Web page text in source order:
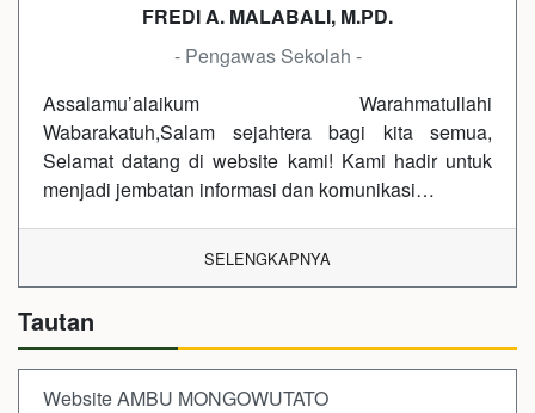
FREDI A. MALABALI, M.PD.
- Pengawas Sekolah -
Assalamu’alaikum Warahmatullahi
Wabarakatuh,Salam sejahtera bagi kita semua,
Selamat datang di website kami! Kami hadir untuk
menjadi jembatan informasi dan komunikasi…
SELENGKAPNYA
Tautan
Website AMBU MONGOWUTATO